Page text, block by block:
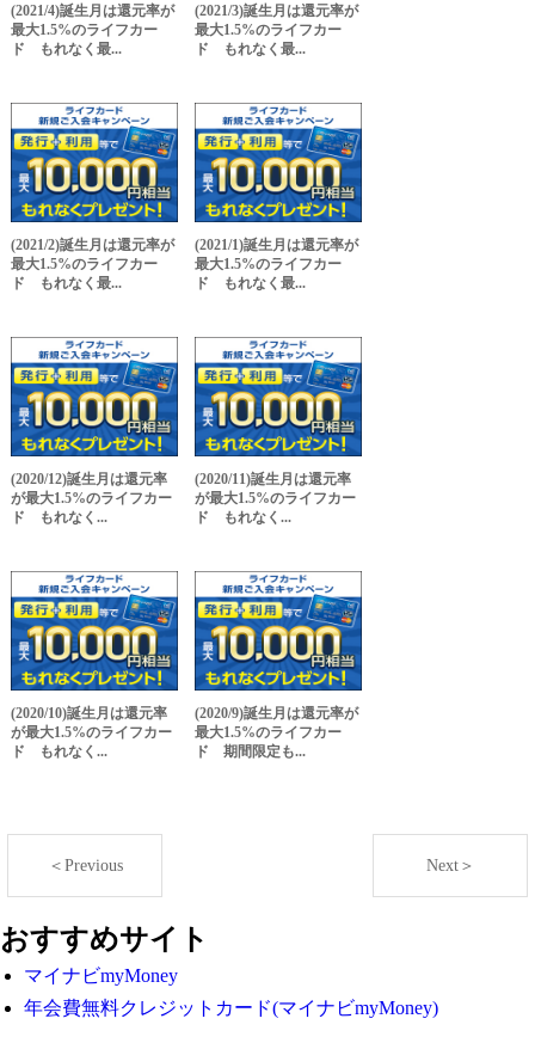
(2021/4)誕生月は還元率が
最大1.5%のライフカー
ド もれなく最...
(2021/3)誕生月は還元率が
最大1.5%のライフカー
ド もれなく最...
(2021/2)誕生月は還元率が
最大1.5%のライフカー
ド もれなく最...
(2021/1)誕生月は還元率が
最大1.5%のライフカー
ド もれなく最...
(2020/12)誕生月は還元率
が最大1.5%のライフカー
ド もれなく...
(2020/11)誕生月は還元率
が最大1.5%のライフカー
ド もれなく...
(2020/10)誕生月は還元率
が最大1.5%のライフカー
ド もれなく...
(2020/9)誕生月は還元率が
最大1.5%のライフカー
ド 期間限定も...
＜Previous Next＞
おすすめサイト
マイナビmyMoney
年会費無料クレジットカード(マイナビmyMoney)